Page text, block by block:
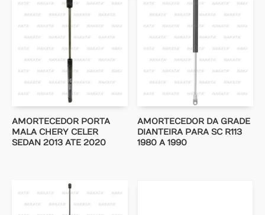
AMORTECEDOR PORTA
MALA CHERY CELER
SEDAN 2013 ATE 2020
AMORTECEDOR DA GRADE
DIANTEIRA PARA SC R113
1980 A 1990